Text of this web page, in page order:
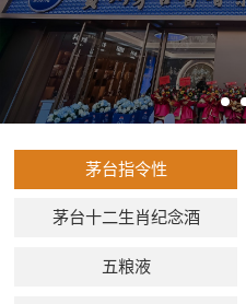
茅台指令性
茅台十二生肖纪念酒
五粮液